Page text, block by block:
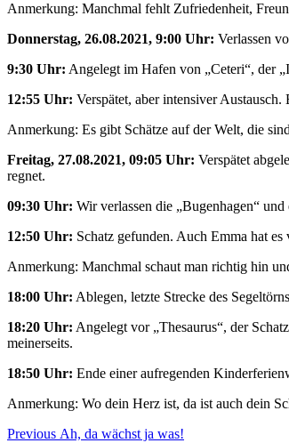
Anmerkung: Manchmal fehlt Zufriedenheit,
Donnerstag, 26.08.2021, 9:00 Uhr: Verlassen
9:30 Uhr: Angelegt im Hafen von „Ceteri“, der
12:55 Uhr: Verspätet, aber intensiver
Anmerkung: Es gibt Schätze auf der Welt, die
Freitag, 27.08.2021, 09:05 Uhr: Verspätet
regnet.
09:30 Uhr: Wir verlassen die „Bugenhagen“
12:50 Uhr: Schatz gefunden. Auch Emma hat
Anmerkung: Manchmal schaut man richtig hin
18:00 Uhr: Ablegen, letzte Strecke des
18:20 Uhr: Angelegt vor „Thesaurus“, der
meinerseits.
18:50 Uhr: Ende einer aufregenden
Anmerkung: Wo dein Herz ist, da ist auch dein
Beitragsnavigation
Previous Previous
Ah, da wächst ja was!